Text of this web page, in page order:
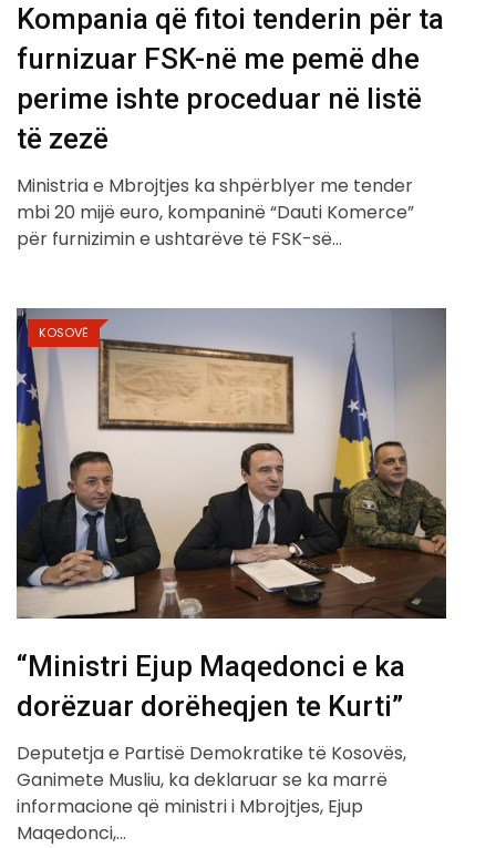
Kompania që fitoi tenderin për ta
furnizuar FSK-në me pemë dhe
perime ishte proceduar në listë
të zezë
Ministria e Mbrojtjes ka shpërblyer me tender
mbi 20 mijë euro, kompaninë “Dauti Komerce”
për furnizimin e ushtarëve të FSK-së…
KOSOVË
“Ministri Ejup Maqedonci e ka
dorëzuar dorëheqjen te Kurti”
Deputetja e Partisë Demokratike të Kosovës,
Ganimete Musliu, ka deklaruar se ka marrë
informacione që ministri i Mbrojtjes, Ejup
Maqedonci,…